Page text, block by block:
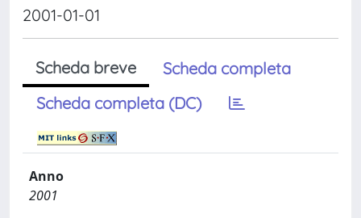
2001-01-01
Scheda breve
Scheda completa
Scheda completa (DC)
Anno
2001